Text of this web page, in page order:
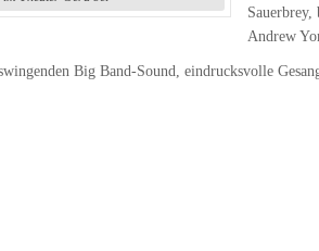
Andrew
Big Band-Sound, eindrucksvolle